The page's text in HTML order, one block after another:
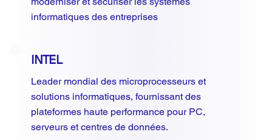
informatiques des entreprises
INTEL
Leader mondial des microprocesseurs et
solutions informatiques, fournissant des
plateformes haute performance pour PC,
serveurs et centres de données.